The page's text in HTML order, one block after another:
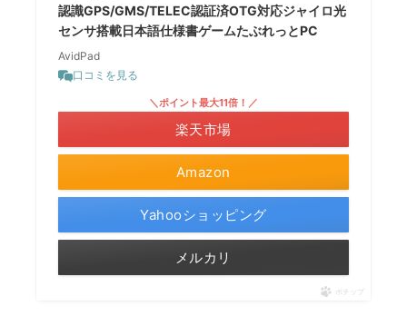
認識GPS/GMS/TELEC認証済OTG対応ジャイロ光
センサ搭載日本語仕様書ゲームたぶれっとPC
AvidPad
口コミを見る
Amazon
＼ポイント最大11倍！／
楽天市場
Yahooショッピング
メルカリ
ポチップ